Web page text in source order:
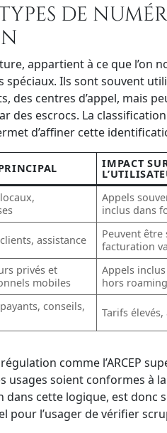
de
appartient à ce que l’on
Ils sont souvent
des centres d’appel, mais
des escrocs. La
d’affiner cette
IMPACT
Appels
inclus dans
assistance
Peuvent être
facturation
privés et
mobiles
Appels
hors roaming
conseils,
Tarifs
comme l’ARCEP
soient conformes à
dans cette logique, est donc
pour l’usager de vérifier